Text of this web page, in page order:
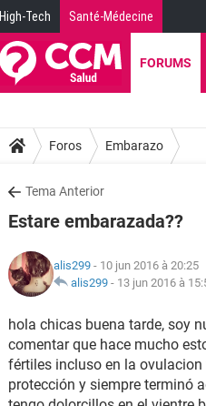
High-Tech Santé-Médecine
FORUMS
Foros Embarazo
Tema Anterior
Estare embarazada??
alis299 - 10 jun 2016 à 20:25
alis299 - 13 jun 2016 à
hola chicas buena tarde, soy
comentar que hace mucho
fértiles incluso en la
protección y siempre terminó